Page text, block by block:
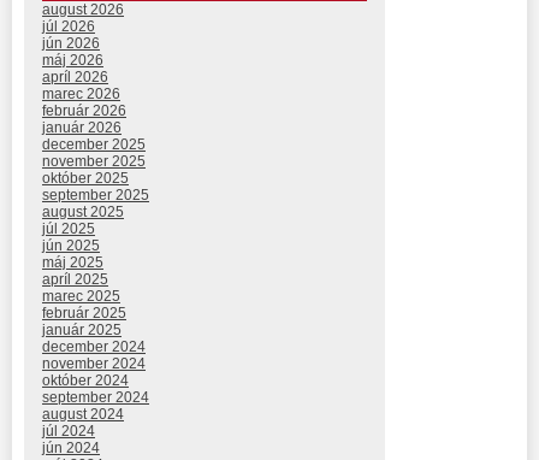
august 2026
júl 2026
jún 2026
máj 2026
apríl 2026
marec 2026
február 2026
január 2026
december 2025
november 2025
október 2025
september 2025
august 2025
júl 2025
jún 2025
máj 2025
apríl 2025
marec 2025
február 2025
január 2025
december 2024
november 2024
október 2024
september 2024
august 2024
júl 2024
jún 2024